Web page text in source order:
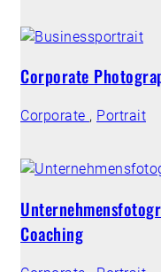
Corporate
Corporate , Portrait
Coaching